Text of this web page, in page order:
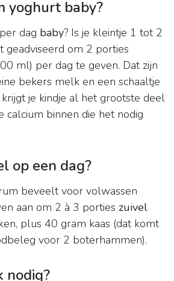
yoghurt baby?
dag baby? Is je kleintje 1 tot 2
geadviseerd om 2 porties
ml) per dag te geven. Dat zijn
bekers melk en een schaaltje
je kindje al het grootste deel
calcium binnen die het nodig
op een dag?
beveelt voor volwassen
aan om 2 à 3 porties zuivel
plus 40 gram kaas (dat komt
voor 2 boterhammen).
nodig?